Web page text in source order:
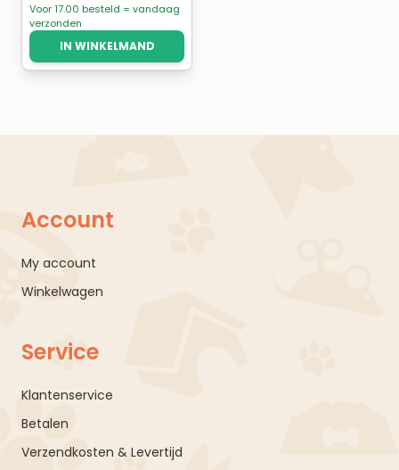
Voor 17.00 besteld = vandaag
verzonden
IN WINKELMAND
Account
My account
Winkelwagen
Service
Klantenservice
Betalen
Verzendkosten & Levertijd